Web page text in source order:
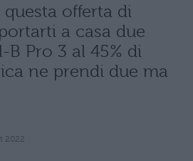
offerta di
a casa due
B Pro 3 al 45% di
ne prendi due ma
2022